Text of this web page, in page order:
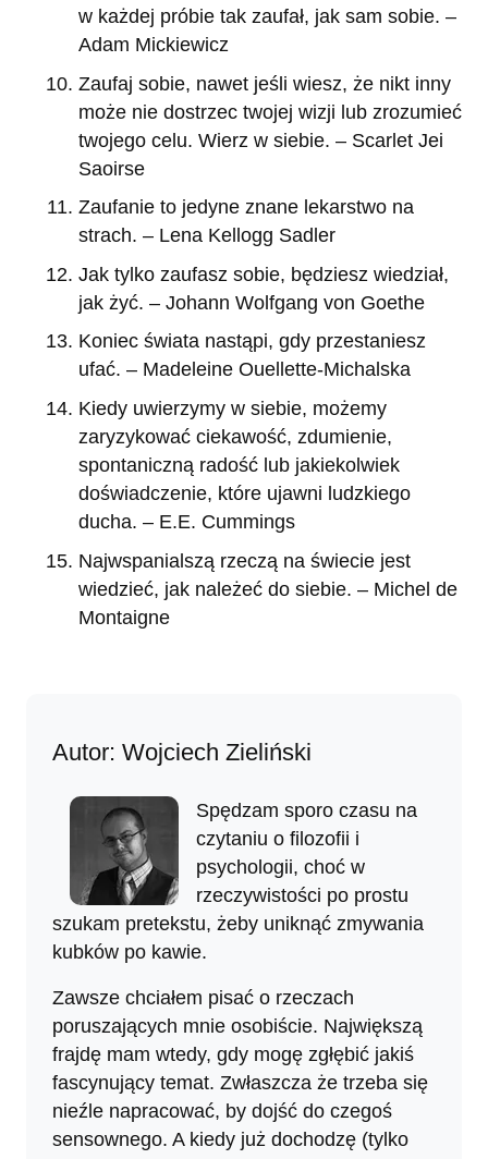
w każdej próbie tak zaufał, jak sam sobie. –
Adam Mickiewicz
Zaufaj sobie, nawet jeśli wiesz, że nikt inny
może nie dostrzec twojej wizji lub zrozumieć
twojego celu. Wierz w siebie. – Scarlet Jei
Saoirse
Zaufanie to jedyne znane lekarstwo na
strach. – Lena Kellogg Sadler
Jak tylko zaufasz sobie, będziesz wiedział,
jak żyć. – Johann Wolfgang von Goethe
Koniec świata nastąpi, gdy przestaniesz
ufać. – Madeleine Ouellette-Michalska
Kiedy uwierzymy w siebie, możemy
zaryzykować ciekawość, zdumienie,
spontaniczną radość lub jakiekolwiek
doświadczenie, które ujawni ludzkiego
ducha. – E.E. Cummings
Najwspanialszą rzeczą na świecie jest
wiedzieć, jak należeć do siebie. – Michel de
Montaigne
Autor: Wojciech Zieliński
Spędzam sporo czasu na
czytaniu o filozofii i
psychologii, choć w
rzeczywistości po prostu
szukam pretekstu, żeby uniknąć zmywania
kubków po kawie.
Zawsze chciałem pisać o rzeczach
poruszających mnie osobiście. Największą
frajdę mam wtedy, gdy mogę zgłębić jakiś
fascynujący temat. Zwłaszcza że trzeba się
nieźle napracować, by dojść do czegoś
sensownego. A kiedy już dochodzę (tylko